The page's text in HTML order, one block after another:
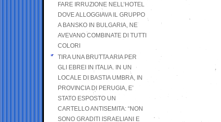
FARE IRRUZIONE NELL’HOTEL
DOVE ALLOGGIAVA IL GRUPPO
A BANSKO IN BULGARIA, NE
AVEVANO COMBINATE DI TUTTI
COLORI
TIRA UNA BRUTTA ARIA PER
GLI EBREI IN ITALIA. IN UN
LOCALE DI BASTIA UMBRA, IN
PROVINCIA DI PERUGIA, E’
STATO ESPOSTO UN
CARTELLO ANTISEMITA: “NON
SONO GRADITI ISRAELIANI E